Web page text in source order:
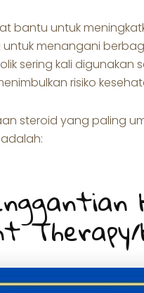
bantu untuk
menangani
sering kali digunakan
risiko
steroid yang paling